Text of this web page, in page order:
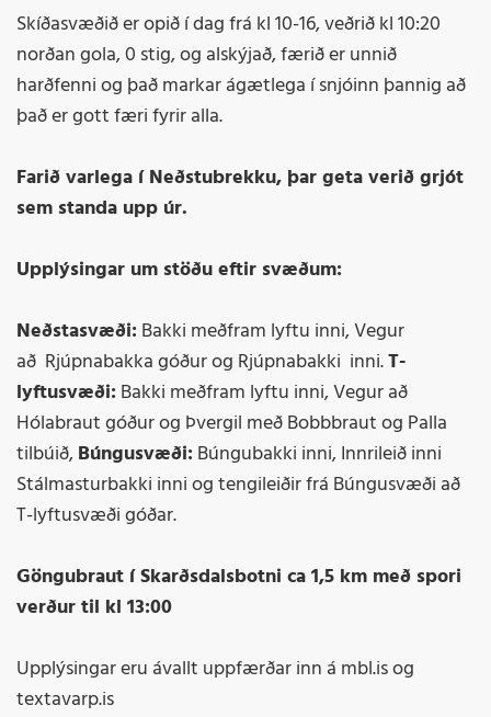
Skíðasvæðið er opið í dag frá kl 10-16, veðrið kl 10:20
norðan gola, 0 stig, og alskýjað, færið er unnið
harðfenni og það markar ágætlega í snjóinn þannig að
það er gott færi fyrir alla.
Farið varlega í Neðstubrekku, þar geta verið grjót
sem standa upp úr.
Upplýsingar um stöðu eftir svæðum:
Neðstasvæði: Bakki meðfram lyftu inni, Vegur
að Rjúpnabakka góður og Rjúpnabakki inni.T-
lyftusvæði: Bakki meðfram lyftu inni, Vegur að
Hólabraut góður og Þvergil með Bobbbraut og Palla
tilbúið,Búngusvæði: Búngubakki inni, Innrileið inni
Stálmasturbakki inni og tengileiðir frá Búngusvæði að
T-lyftusvæði góðar.
Göngubraut í Skarðsdalsbotni ca 1,5 km með spori
verður til kl 13:00
Upplýsingar eru ávallt uppfærðar inn á mbl.is og
textavarp.is